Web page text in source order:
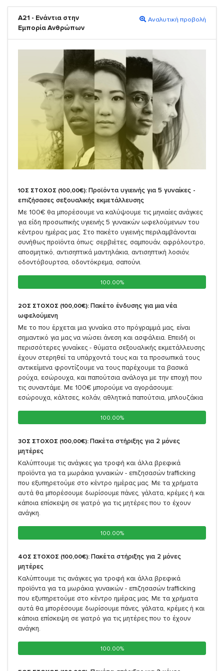
A21 - Ενάντια στην
Εμπορία Ανθρώπων
Αναλυτική προβολή
1ΟΣ ΣΤΟΧΟΣ (100,00€): Προϊόντα υγιεινής για 5 γυναίκες -
επιζήσασες σεξουαλικής εκμετάλλευσης
Με 100€ θα μπορέσουμε να καλύψουμε τις μηνιαίες ανάγκες
για είδη προσωπικής υγιεινής 5 γυναικών ωφελούμενων του
κέντρου ημέρας μας. Στο πακέτο υγιεινής περιλαμβάνονται
συνήθως προϊόντα όπως: σερβιέτες, σαμπουάν, αφρόλουτρο,
αποσμητικό, αντισηπτικά μαντηλάκια, αντισηπτική λοσιόν,
οδοντόβουρτσα, οδοντόκρεμα, σαπούνι.
100.00%
100.00%
2ΟΣ ΣΤΟΧΟΣ (100,00€): Πακέτο ένδυσης για μια νέα
ωφελούμενη
Με το που έρχεται μια γυναίκα στο πρόγραμμά μας, είναι
σημαντικό για μας να νιώσει άνεση και ασφάλεια. Επειδή οι
περισσότερες γυναίκες - θύματα σεξουαλικής εκμετάλλευσης
έχουν στερηθεί τα υπάρχοντά τους και τα προσωπικά τους
αντικείμενα φροντίζουμε να τους παρέχουμε τα βασικά
ρούχα, εσώρουχα, και παπούτσια ανάλογα με την εποχή που
τις συναντάμε. Με 100€ μπορούμε να αγοράσουμε:
εσώρουχα, κάλτσες, κολάν, αθλητικά παπούτσια, μπλουζάκια
100.00%
100.00%
3ΟΣ ΣΤΟΧΟΣ (100,00€): Πακέτα στήριξης για 2 μόνες
μητέρες
Καλύπτουμε τις ανάγκες για τροφή και άλλα βρεφικά
προϊόντα για τα μωράκια γυναικών - επιζησασών trafficking
που εξυπηρετούμε στο κέντρο ημέρας μας. Με τα χρήματα
αυτά θα μπορέσουμε δωρίσουμε πάνες, γάλατα, κρέμες ή και
κάποια επίσκεψη σε γιατρό για τις μητέρες που το έχουν
ανάγκη.
100.00%
100.00%
4ΟΣ ΣΤΟΧΟΣ (100,00€): Πακέτα στήριξης για 2 μόνες
μητέρες
Καλύπτουμε τις ανάγκες για τροφή και άλλα βρεφικά
προϊόντα για τα μωράκια γυναικών - επιζησασών trafficking
που εξυπηρετούμε στο κέντρο ημέρας μας. Με τα χρήματα
αυτά θα μπορέσουμε δωρίσουμε πάνες, γάλατα, κρέμες ή και
κάποια επίσκεψη σε γιατρό για τις μητέρες που το έχουν
ανάγκη.
100.00%
100.00%